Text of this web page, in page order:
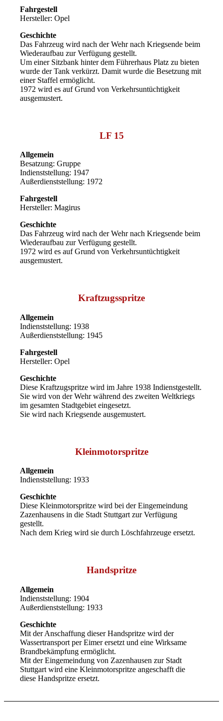
Fahrgestell
Hersteller: Opel
Geschichte
Das Fahrzeug wird nach der Wehr nach Kriegsende beim
Wiederaufbau zur Verfügung gestellt.
Um einer Sitzbank hinter dem Führerhaus Platz zu bieten
wurde der Tank verkürzt. Damit wurde die Besetzung mit
einer Staffel ermöglicht.
1972 wird es auf Grund von Verkehrsuntüchtigkeit
ausgemustert.
LF 15
Allgemein
Besatzung: Gruppe
Indienststellung: 1947
Außerdienststellung: 1972
Fahrgestell
Hersteller: Magirus
Geschichte
Das Fahrzeug wird nach der Wehr nach Kriegsende beim
Wiederaufbau zur Verfügung gestellt.
1972 wird es auf Grund von Verkehrsuntüchtigkeit
ausgemustert.
Kraftzugsspritze
Allgemein
Indienststellung: 1938
Außerdienststellung: 1945
Fahrgestell
Hersteller: Opel
Geschichte
Diese Kraftzugspritze wird im Jahre 1938 Indienstgestellt.
Sie wird von der Wehr während des zweiten Weltkriegs
im gesamten Stadtgebiet eingesetzt.
Sie wird nach Kriegsende ausgemustert.
Kleinmotorspritze
Allgemein
Indienststellung: 1933
Geschichte
Diese Kleinmotorspritze wird bei der Eingemeindung
Zazenhausens in die Stadt Stuttgart zur Verfügung
gestellt.
Nach dem Krieg wird sie durch Löschfahrzeuge ersetzt.
Handspritze
Allgemein
Indienststellung: 1904
Außerdienststellung: 1933
Geschichte
Mit der Anschaffung dieser Handspritze wird der
Wassertransport per Eimer ersetzt und eine Wirksame
Brandbekämpfung ermöglicht.
Mit der Eingemeindung von Zazenhausen zur Stadt
Stuttgart wird eine Kleinmotorspritze angeschafft die
diese Handspritze ersetzt.